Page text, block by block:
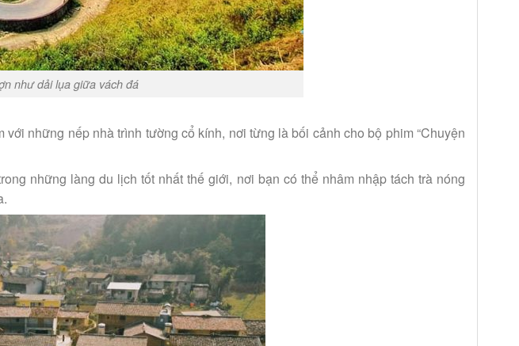
như dải lụa giữa vách đá
những nếp nhà trình tường cổ kính, nơi từng là bối cảnh cho bộ phim “Chuyện
những làng du lịch tốt nhất thế giới, nơi bạn có thể nhâm nhập tách trà nóng